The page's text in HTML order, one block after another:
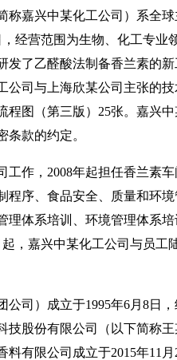
嘉兴中某化工公司）系全球
经营范围为生物、化工专
发了乙醛酸法制备香兰素的
司与上海欣某公司主张的
程图（第三版）25张。嘉兴
条款的约定。
作，2008年起担任香兰素
程序、食品安全、质量和环
理体系培训、环境管理体系
，嘉兴中某化工公司与员
）成立于1995年6月8日
股份有限公司（以下简称
有限公司成立于2015年11